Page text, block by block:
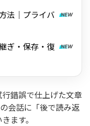
法｜プライバ
ぎ・保存・復
錯誤で仕上げた文章
会話に「後で読み返
ます。